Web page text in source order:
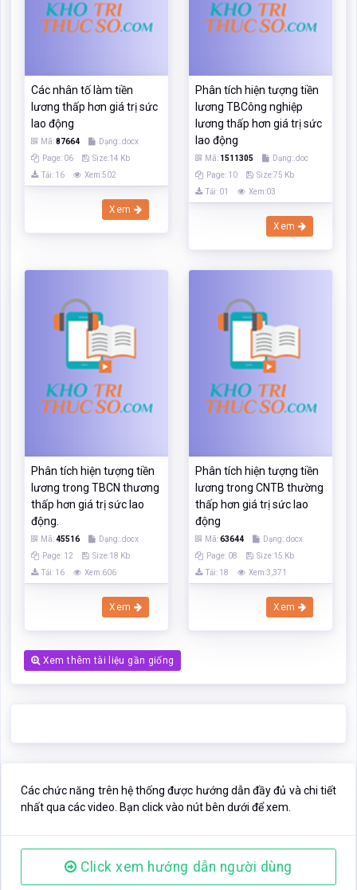
Các nhân tố làm tiền
lương thấp hơn giá trị sức
lao động
Mã:87664
Dạng:.docx
Page: 06
Size:14 Kb
Tải: 16
Xem:502
Xem
Phân tích hiện tượng tiền
lương TBCông nghiệp
lương thấp hơn giá trị sức
lao động
Mã: 1511305
Dạng:.doc
Page: 10
Size:75 Kb
Tải: 01
Xem:03
Xem
Phân tích hiện tượng tiền
lương trong TBCN thương
thấp hơn giá trị sức lao
động.
Mã:45516
Dạng:.docx
Page: 12
Size:18 Kb
Tải: 16
Xem:606
Xem
Phân tích hiện tượng tiền
lương trong CNTB thường
thấp hơn giá trị sức lao
động
Mã:63644
Dạng:.docx
Page: 08
Size:15 Kb
Tải: 18
Xem:3,371
Xem
Xem thêm tài liệu gần giống
Các chức năng trên hệ thống được hướng dẫn đầy đủ và chi tiết
nhất qua các video. Bạn click vào nút bên dưới để xem.
Click xem hướng dẫn người dùng